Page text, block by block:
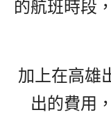
的航班時段
加上在高雄
出的費用